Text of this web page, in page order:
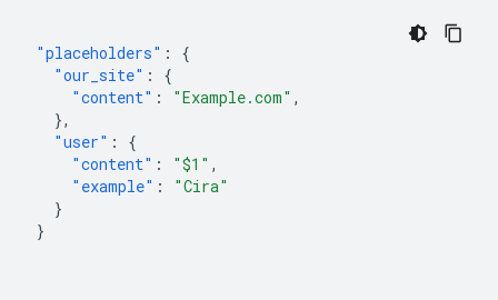
"placeholders" :
{
"our_site" :
{
"content" : "Example.com" ,
},
"user" :
{
"content" : "$1" ,
"example" :
"Cira"
}
}